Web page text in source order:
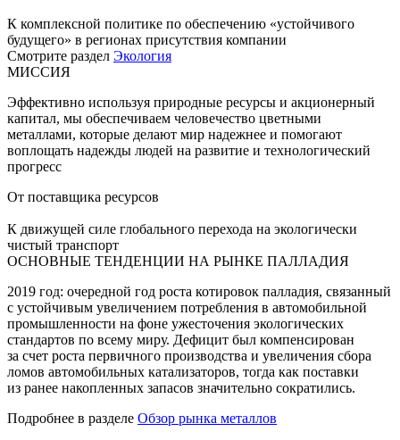
К комплексной политике по обеспечению «устойчивого
будущего» в регионах присутствия компании
Смотрите раздел Экология
МИССИЯ
Эффективно используя природные ресурсы и акционерный
капитал, мы обеспечиваем человечество цветными
металлами, которые делают мир надежнее и помогают
воплощать надежды людей на развитие и технологический
прогресс
От поставщика ресурсов
К движущей силе глобального перехода на экологически
чистый транспорт
ОСНОВНЫЕ ТЕНДЕНЦИИ НА РЫНКЕ ПАЛЛАДИЯ
2019 год: очередной год роста котировок палладия, связанный
с устойчивым увеличением потребления в автомобильной
промышленности на фоне ужесточения экологических
стандартов по всему миру. Дефицит был компенсирован
за счет роста первичного производства и увеличения сбора
ломов автомобильных катализаторов, тогда как поставки
из ранее накопленных запасов значительно сократились.
Подробнее в разделе Обзор рынка металлов